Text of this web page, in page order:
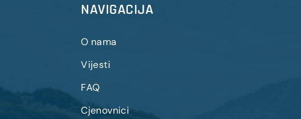
NAVIGACIJA
O nama
Vijesti
FAQ
Cjenovnici